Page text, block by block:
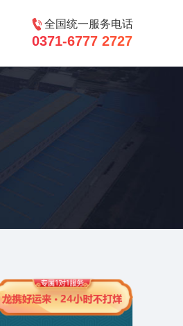
全国统一服务电话
0371-6777 2727